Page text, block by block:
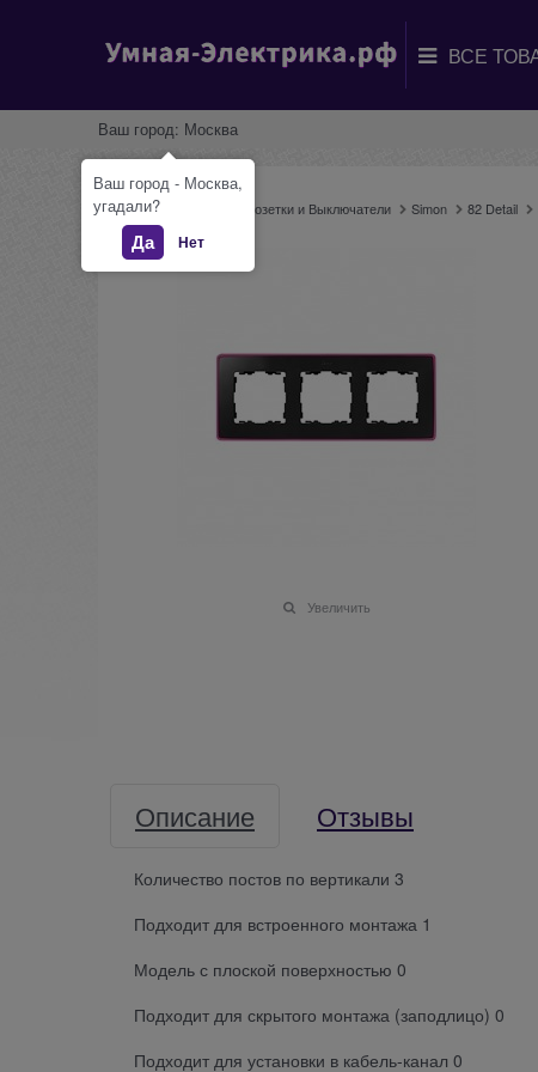
Ваш город: Москва
Главная Розетки и Выключатели Simon 82 Detail
Увеличить
Описание Отзывы
Количество постов по вертикали 3
Подходит для встроенного монтажа 1
Модель с плоской поверхностью 0
Подходит для скрытого монтажа (заподлицо) 0
Подходит для установки в кабель-канал 0
Ваш город - Москва,
угадали?
Да Нет